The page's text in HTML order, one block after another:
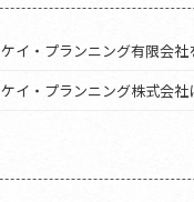
ケイ・プランニング有限会社
ケイ・プランニング株式会社